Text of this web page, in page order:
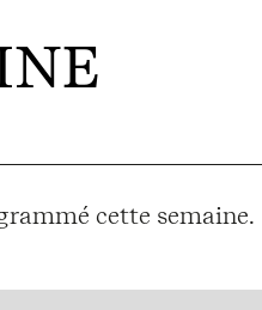
cette semaine.